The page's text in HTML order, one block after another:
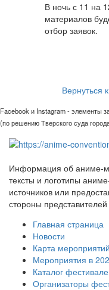
В ночь с 11 на
материалов
отбор заявок.
Вернуться
Facebook и Instagram - элементы
(по решению Тверского суда
Информация об аниме-
тексты и логотипы
источников или
стороны
Главная страница
Новости
Карта мероприятий
Мероприятия в
Каталог
Организаторы